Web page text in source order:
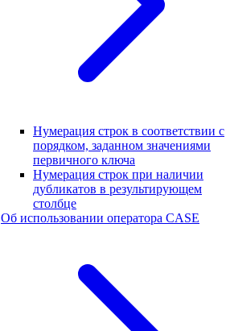
Нумерация строк в соответствии с
порядком, заданном значениями
первичного ключа
Нумерация строк при наличии
дубликатов в результирующем
столбце
Об использовании оператора CASE